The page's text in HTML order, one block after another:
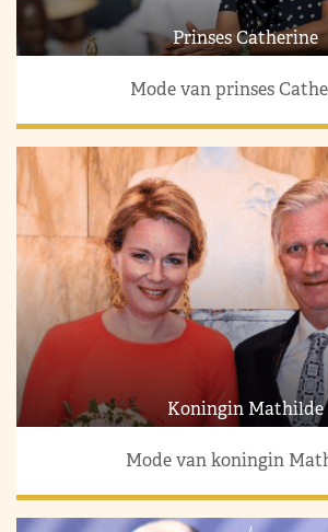
Prinses Catherine
Mode van prinses
Koningin Mathilde
Mode van koningin